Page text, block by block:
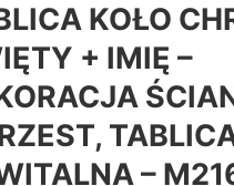
KOŁO
+ IMIĘ –
–